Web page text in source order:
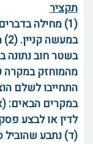
תקציר
(1) מחילה
בשטר חוב נתונה
התחייבו לשלם
במקרים הבאים:
לדין או לבצע
(ד) נתבע שהוביל